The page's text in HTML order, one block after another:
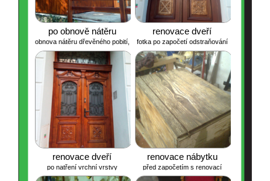
po obnově nátěru
obnova nátěru dřevěného pobití,
zábradlí atd
renovace dveří
fotka po započetí odstraňování
starého nátěru
renovace dveří
po natření vrchní vrstvy
renovace nábytku
před započetím s renovací